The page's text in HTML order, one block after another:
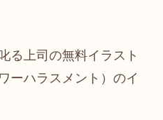
る上司の無料イラスト
ーハラスメント）のイ